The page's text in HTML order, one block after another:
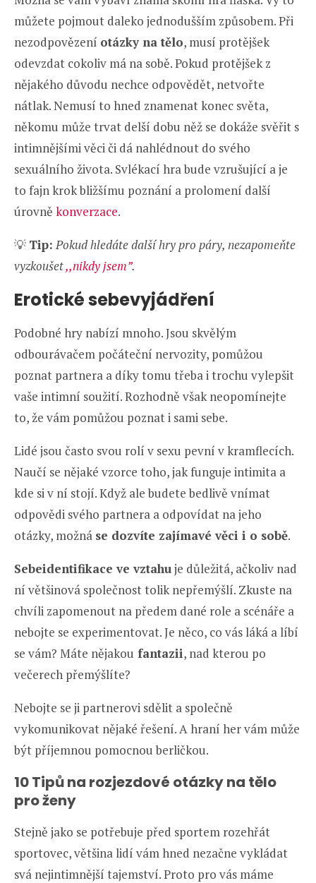
můžete pojmout daleko jednodušším způsobem. Při
nezodpovězení otázky na tělo, musí protějšek
odevzdat cokoliv má na sobě. Pokud protějšek z
nějakého důvodu nechce odpovědět, netvořte
nátlak. Nemusí to hned znamenat konec světa,
někomu může trvat delší dobu něž se dokáže svěřit s
intimnějšími věci či dá nahlédnout do svého
sexuálního života. Svlékací hra bude vzrušující a je
to fajn krok bližšímu poznání a prolomení další
úrovně konverzace.
💡 Tip:Pokud hledáte další hry pro páry, nezapomeňte
vyzkoušet,,nikdy jsem”.
Erotické sebevyjádření
Podobné hry nabízí mnoho. Jsou skvělým
odbourávačem počáteční nervozity, pomůžou
poznat partnera a díky tomu třeba i trochu vylepšit
vaše intimní soužití. Rozhodně však neopomínejte
to, že vám pomůžou poznat i sami sebe.
Lidé jsou často svou rolí v sexu pevní v kramflecích.
Naučí se nějaké vzorce toho, jak funguje intimita a
kde si v ní stojí. Když ale budete bedlivě vnímat
odpovědi svého partnera a odpovídat na jeho
otázky, možná se dozvíte zajímavé věci i o sobě.
Sebeidentifikace ve vztahuje důležitá, ačkoliv nad
ní většinová společnost tolik nepřemýšlí. Zkuste na
chvíli zapomenout na předem dané role a scénáře a
nebojte se experimentovat. Je něco, co vás láká a líbí
se vám? Máte nějakou fantazii, nad kterou po
večerech přemýšlíte?
Nebojte se ji partnerovi sdělit a společně
vykomunikovat nějaké řešení. A hraní her vám může
být příjemnou pomocnou berličkou.
10 Tipů na rozjezdové otázky na tělo
pro ženy
Stejně jako se potřebuje před sportem rozehřát
sportovec, většina lidí vám hned nezačne vykládat
svá nejintimnější tajemství. Proto pro vás máme